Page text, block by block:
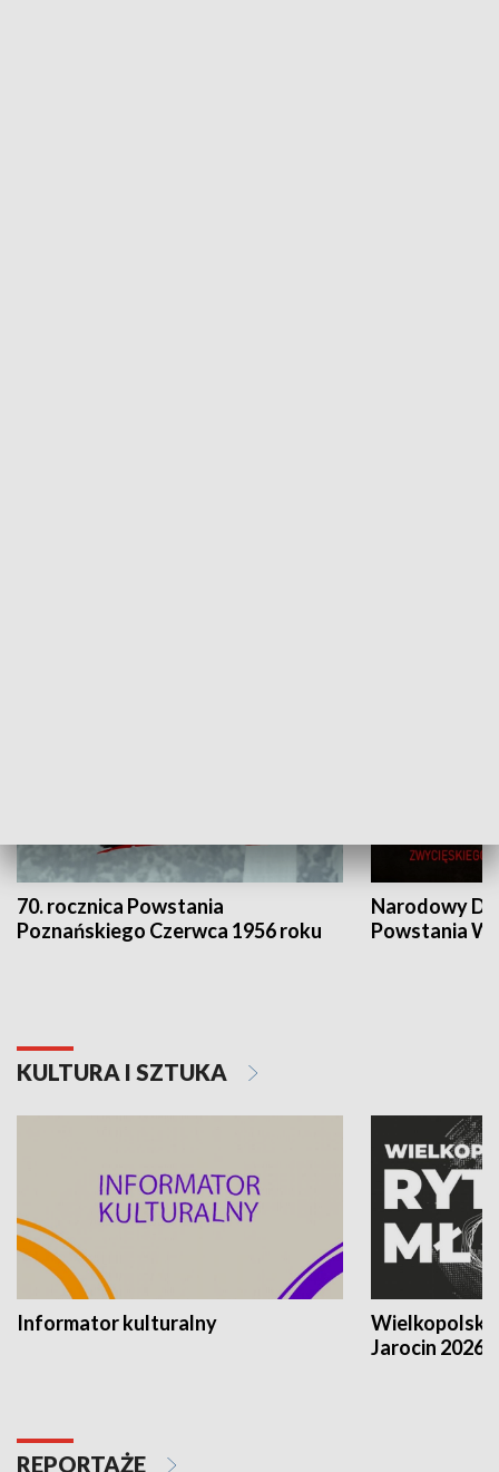
70. rocznica Powstania
Poznańskiego Czerwca 1956 roku
Narodowy
Powstania
KULTURA I SZTUKA
Informator kulturalny
Jarocin 2026
REPORTAŻE